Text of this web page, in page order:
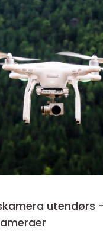
utendørs